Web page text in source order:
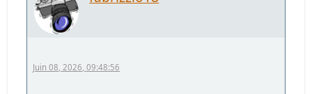
Juin 08, 2026, 09:48:56